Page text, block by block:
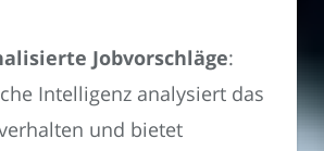
Jobvorschläge:
Intelligenz analysiert das
und bietet